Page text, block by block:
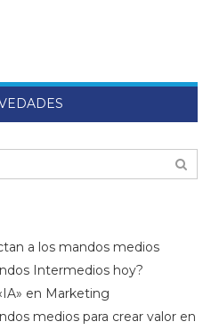
a los mandos medios
Intermedios hoy?
en Marketing
medios para crear valor en